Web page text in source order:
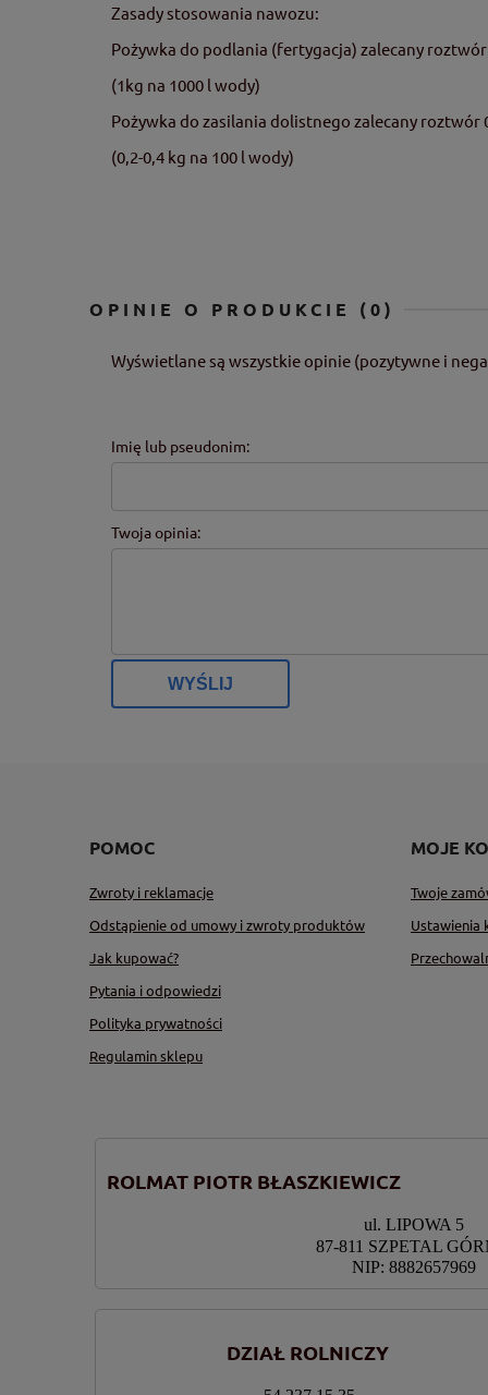
Zasady stosowania nawozu:
Pożywka do podlania (fertygacja) zalecany
(1kg na 1000 l wody)
Pożywka do zasilania dolistnego zalecany roztwór
(0,2-0,4 kg na 100 l wody)
OPINIE O PRODUKCIE (0)
Wyświetlane są wszystkie opinie (pozytywne i
Imię lub pseudonim:
Twoja opinia:
WYŚLIJ
POMOC
Zwroty i reklamacje
Odstąpienie od umowy i zwroty produktów
Jak kupować?
Pytania i odpowiedzi
Polityka prywatności
Regulamin sklepu
MOJE
Twoje
Ustawienia
ROLMAT PIOTR BŁASZKIEWICZ
ul. LIPOWA 5
87-811 SZPETAL
NIP: 8882657969
DZIAŁ ROLNICZY